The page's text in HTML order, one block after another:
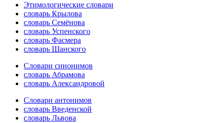
Этимологические словари
словарь Крылова
словарь Семёнова
словарь Успенского
словарь Фасмера
словарь Шанского
Словари синонимов
словарь Абрамова
словарь Александровой
Словари антонимов
словарь Введенской
словарь Львова